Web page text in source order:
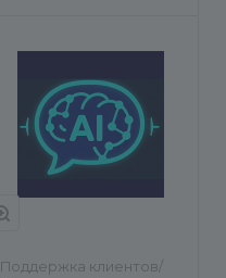
Поддержка клиентов/